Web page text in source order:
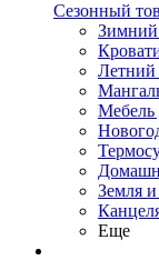
Сезонный
Летний
Мебель
Земля
Еще